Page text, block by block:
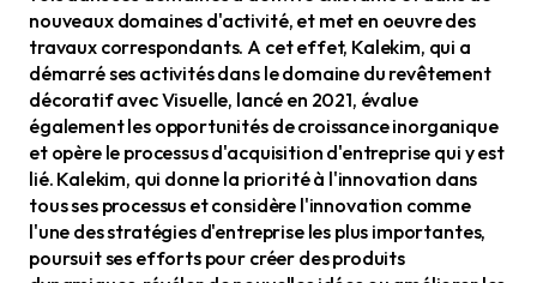
nouveaux domaines d'activité, et met en oeuvre des
travaux correspondants. A cet effet, Kalekim, qui a
démarré ses activités dans le domaine du revêtement
décoratif avec Visuelle, lancé en 2021, évalue
également les opportunités de croissance inorganique
et opère le processus d'acquisition d'entreprise qui y est
lié. Kalekim, qui donne la priorité à l'innovation dans
tous ses processus et considère l'innovation comme
l'une des stratégies d'entreprise les plus importantes,
poursuit ses efforts pour créer des produits